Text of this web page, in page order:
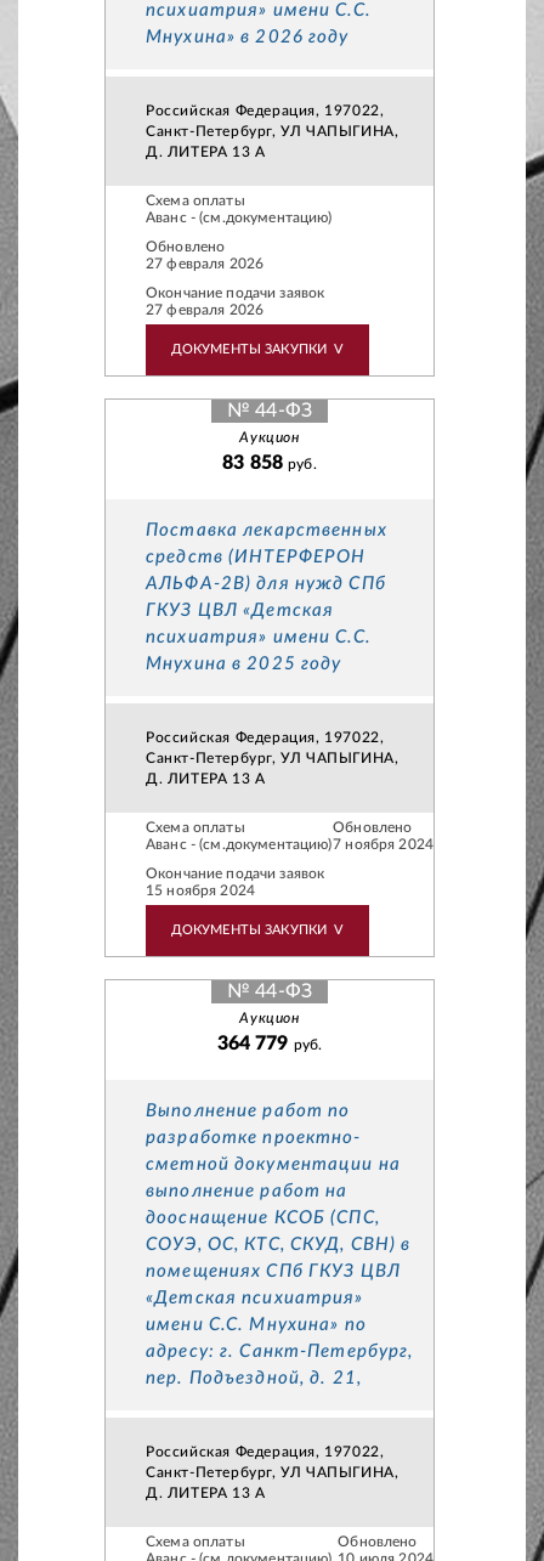
психиатрия» имени С.С.
Мнухина» в 2026 году
Российская Федерация, 197022,
Санкт-Петербург, УЛ ЧАПЫГИНА,
Д. ЛИТЕРА 13 А
Схема оплаты
Аванс - (см.документацию)
Обновлено
27 февраля 2026
Окончание подачи заявок
27 февраля 2026
ДОКУМЕНТЫ ЗАКУПКИ V
№ 44-ФЗ
Аукцион
83 858руб.
Поставка лекарственных
средств (ИНТЕРФЕРОН
АЛЬФА-2B) для нужд СПб
ГКУЗ ЦВЛ «Детская
психиатрия» имени С.С.
Мнухина в 2025 году
Российская Федерация, 197022,
Санкт-Петербург, УЛ ЧАПЫГИНА,
Д. ЛИТЕРА 13 А
Схема оплаты
Аванс - (см.документацию)
Обновлено
7 ноября 2024
Окончание подачи заявок
15 ноября 2024
ДОКУМЕНТЫ ЗАКУПКИ V
№ 44-ФЗ
Аукцион
364 779 руб.
Выполнение работ по
разработке проектно-
сметной документации на
выполнение работ на
дооснащение КСОБ (СПС,
СОУЭ, ОС, КТС, СКУД, СВН) в
помещениях СПб ГКУЗ ЦВЛ
«Детская психиатрия»
имени С.С. Мнухина» по
адресу: г. Санкт-Петербург,
пер. Подъездной, д. 21,
Российская Федерация, 197022,
Санкт-Петербург, УЛ ЧАПЫГИНА,
Д. ЛИТЕРА 13 А
Схема оплаты
Обновлено